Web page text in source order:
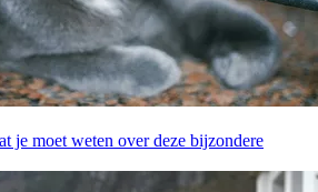
je moet weten over deze bijzondere